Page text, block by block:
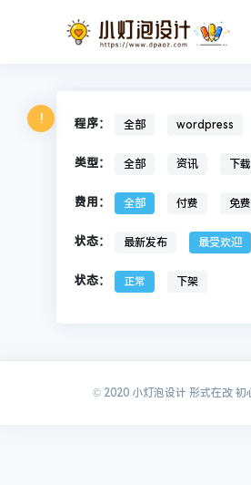
程序： 全部 wordpress
类型： 全部 资讯 下载
费用： 全部 付费 免费
状态： 最新发布 最受欢迎
状态： 正常 下架
© 2020 小灯泡设计 形式在改 初
!